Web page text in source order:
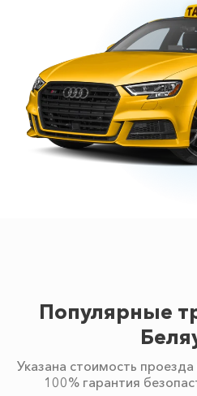
Популярные
Указана стоимость проезда
100% гарантия